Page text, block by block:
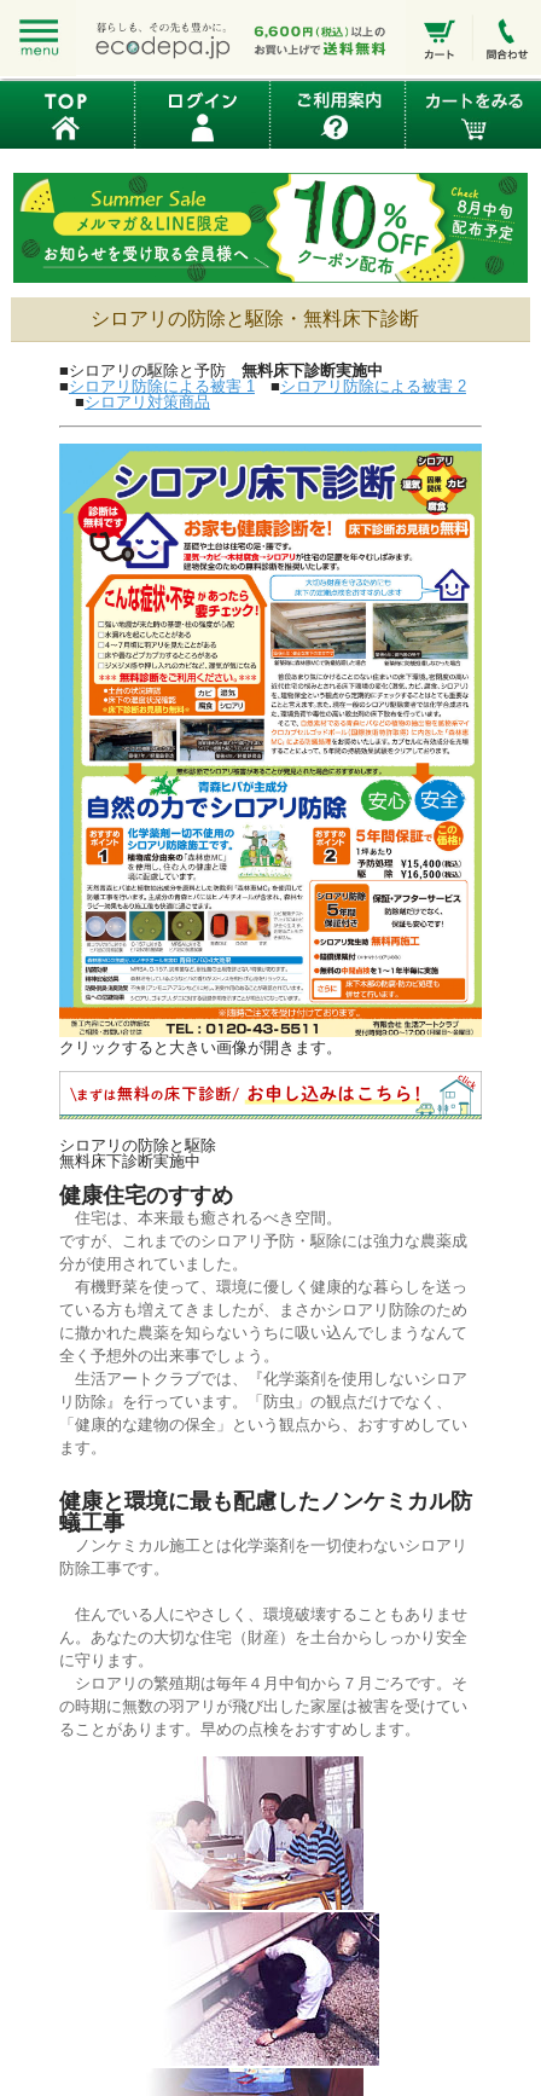
シロアリの防除と駆除・無料床下診断
■シロアリの駆除と予防 無料床下診断実施中
■シロアリ防除による被害 1■シロアリ防除による被害 2
■シロアリ対策商品
クリックすると大きい画像が開きます。
シロアリの防除と駆除
無料床下診断実施中
健康住宅のすすめ
住宅は、本来最も癒されるべき空間。
ですが、これまでのシロアリ予防・駆除には強力な農薬成
分が使用されていました。
有機野菜を使って、環境に優しく健康的な暮らしを送っ
ている方も増えてきましたが、まさかシロアリ防除のため
に撒かれた農薬を知らないうちに吸い込んでしまうなんて
全く予想外の出来事でしょう。
生活アートクラブでは、『化学薬剤を使用しないシロア
リ防除』を行っています。「防虫」の観点だけでなく、
「健康的な建物の保全」という観点から、おすすめしてい
ます。
健康と環境に最も配慮したノンケミカル防
蟻工事
ノンケミカル施工とは化学薬剤を一切使わないシロアリ
防除工事です。
住んでいる人にやさしく、環境破壊することもありませ
ん。あなたの大切な住宅（財産）を土台からしっかり安全
に守ります。
シロアリの繁殖期は毎年４月中旬から７月ごろです。そ
の時期に無数の羽アリが飛び出した家屋は被害を受けてい
ることがあります。早めの点検をおすすめします。